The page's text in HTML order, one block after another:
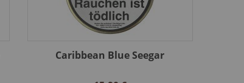
Caribbean Blue Seegar